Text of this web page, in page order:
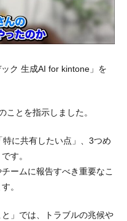
ク 生成AI for kintone」を
ことを指示しました。
に共有したい点」、3つめ
す。
ームに報告すべき重要なこ
。
」では、トラブルの兆候や